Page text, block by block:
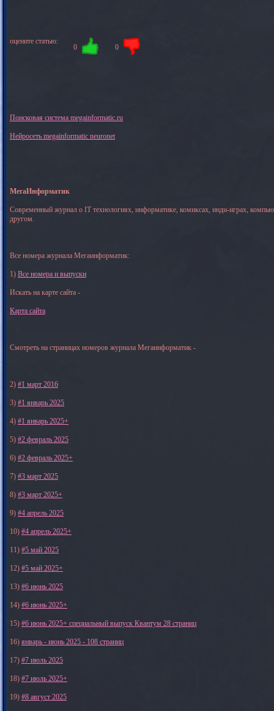
оцените статью:
0 0
Поисковая система megainformatic.ru
Нейросеть megainformatic neuronet
МегаИнформатик
Современный журнал о IT технологиях, информатике, комиксах, инди-играх,
другом.
Все номера журнала Мегаинформатик:
1) Все номера и выпуски
Искать на карте сайта -
Карта сайта
Смотреть на страницах номеров журнала Мегаинформатик -
2) #1 март 2016
3) #1 январь 2025
4) #1 январь 2025+
5) #2 февраль 2025
6) #2 февраль 2025+
7) #3 март 2025
8) #3 март 2025+
9) #4 апрель 2025
10) #4 апрель 2025+
11) #5 май 2025
12) #5 май 2025+
13) #6 июнь 2025
14) #6 июнь 2025+
15) #6 июнь 2025+ специальный выпуск Квантум 28 страниц
16) январь - июнь 2025 - 108 страниц
17) #7 июль 2025
18) #7 июль 2025+
19) #8 август 2025